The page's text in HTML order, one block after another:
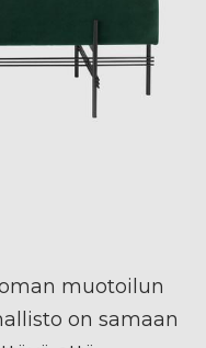
muotoilun
on samaan